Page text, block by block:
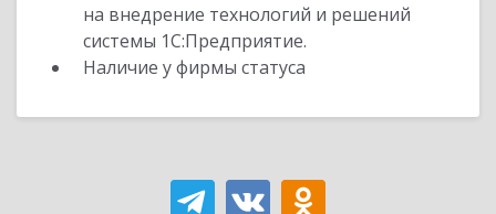
на внедрение технологий и решений
системы 1С:Предприятие.
Наличие у фирмы статуса